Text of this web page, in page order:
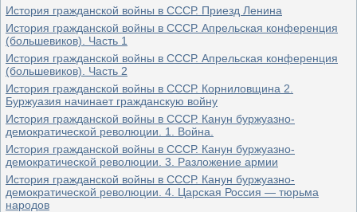
История гражданской войны в СССР. Приезд Ленина
История гражданской войны в СССР. Апрельская конференция
(большевиков). Часть 1
История гражданской войны в СССР. Апрельская конференция
(большевиков). Часть 2
История гражданской войны в СССР. Корниловщина 2.
Буржуазия начинает гражданскую войну
История гражданской войны в СССР. Канун буржуазно-
демократической революции. 1. Война.
История гражданской войны в СССР. Канун буржуазно-
демократической революции. 3. Разложение армии
История гражданской войны в СССР. Канун буржуазно-
демократической революции. 4. Царская Россия — тюрьма
народов